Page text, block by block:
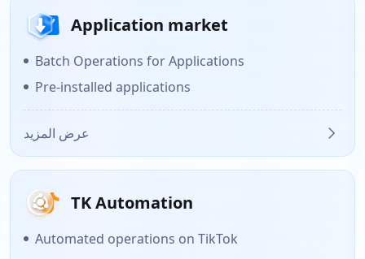
Application market
Batch Operations for Applications
Pre-installed applications
عرض المزيد
TK Automation
Automated operations on TikTok